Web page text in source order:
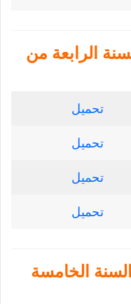
الرابعة من
تحميل
تحميل
تحميل
تحميل
الخامسة